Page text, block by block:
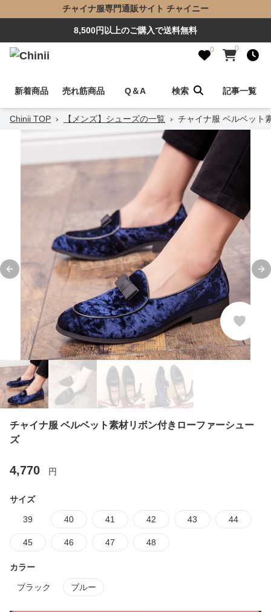
チャイナ服専門通販サイト チャイニー
8,500円以上のご購入で送料無料
0 0
新着商品 売れ筋商品 Q＆A 検索 記事一覧
Chinii TOP › 【メンズ】シューズの一覧 › チャイナ服 ベルベット
Previous slide
チャイナ服 ベルベット素材リボン付きローファーシュー
ズ
4,770 円
サイズ
39 40 41 42 43 44
45 46 47 48
カラー
ブラック ブルー